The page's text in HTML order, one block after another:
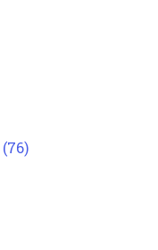
(76)